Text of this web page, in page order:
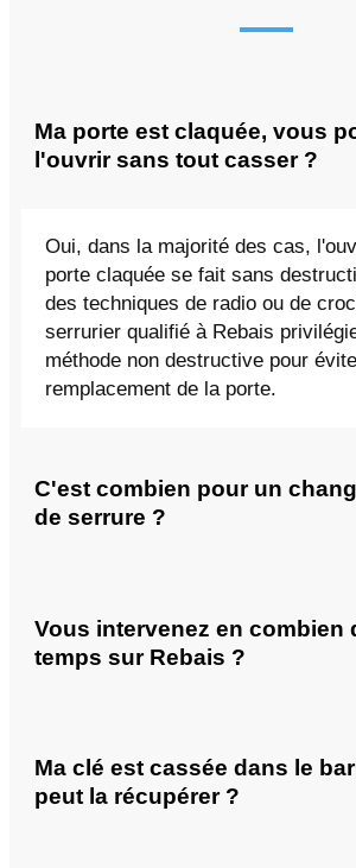
Ma porte est claquée, vous
l'ouvrir sans tout casser ?
Oui, dans la majorité des cas,
porte claquée se fait sans
des techniques de radio ou de
serrurier qualifié à Rebais
méthode non destructive pour
remplacement de la porte.
C'est combien pour un
de serrure ?
Vous intervenez en combien
temps sur Rebais ?
Ma clé est cassée dans le
peut la récupérer ?